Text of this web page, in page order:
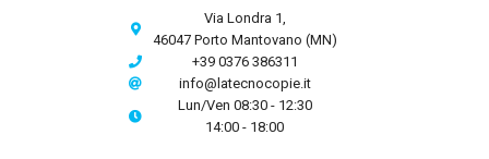
Via Londra 1,
46047 Porto Mantovano (MN)
+39 0376 386311
info@latecnocopie.it
Lun/Ven 08:30 - 12:30
14:00 - 18:00